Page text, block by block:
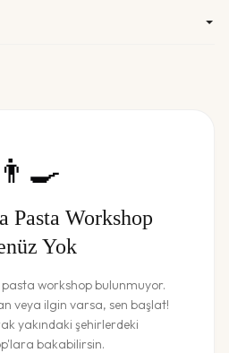
👨‍🍳
Pasta Workshop
Yok
pasta workshopbulunmuyor.
veya ilgin varsa, sen başlat!
yakındaki şehirlerdeki
bakabilirsin.